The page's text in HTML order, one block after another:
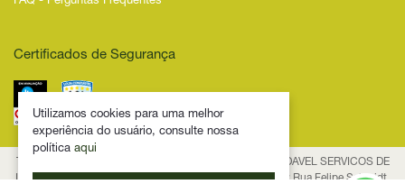
Certificados de Segurança
Todos os Direitos Reservados – 2025 – NOVIDADE SAUDAVEL SERVICOS DE
INTERNET LTDA - CNPJ 53.474.116/0001-29 Endereço: Rua Felipe Schmidt,
Utilizamos cookies para uma melhor
experiência do usuário, consulte nossa
política aqui